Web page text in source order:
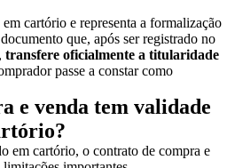
cartório e representa a formalização
que, após ser registrado no
transfere oficialmente a titularidade
passe a constar como
e venda tem validade
em cartório, o contrato de compra e